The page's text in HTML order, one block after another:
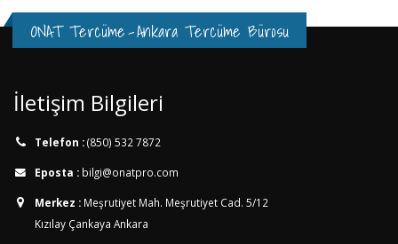
ONAT Tercüme-Ankara Tercüme Bürosu
İletişim Bilgileri
Telefon :(850) 532 7872
Eposta : bilgi@onatpro.com
Merkez : Meşrutiyet Mah. Meşrutiyet Cad. 5/12
Kızılay Çankaya Ankara